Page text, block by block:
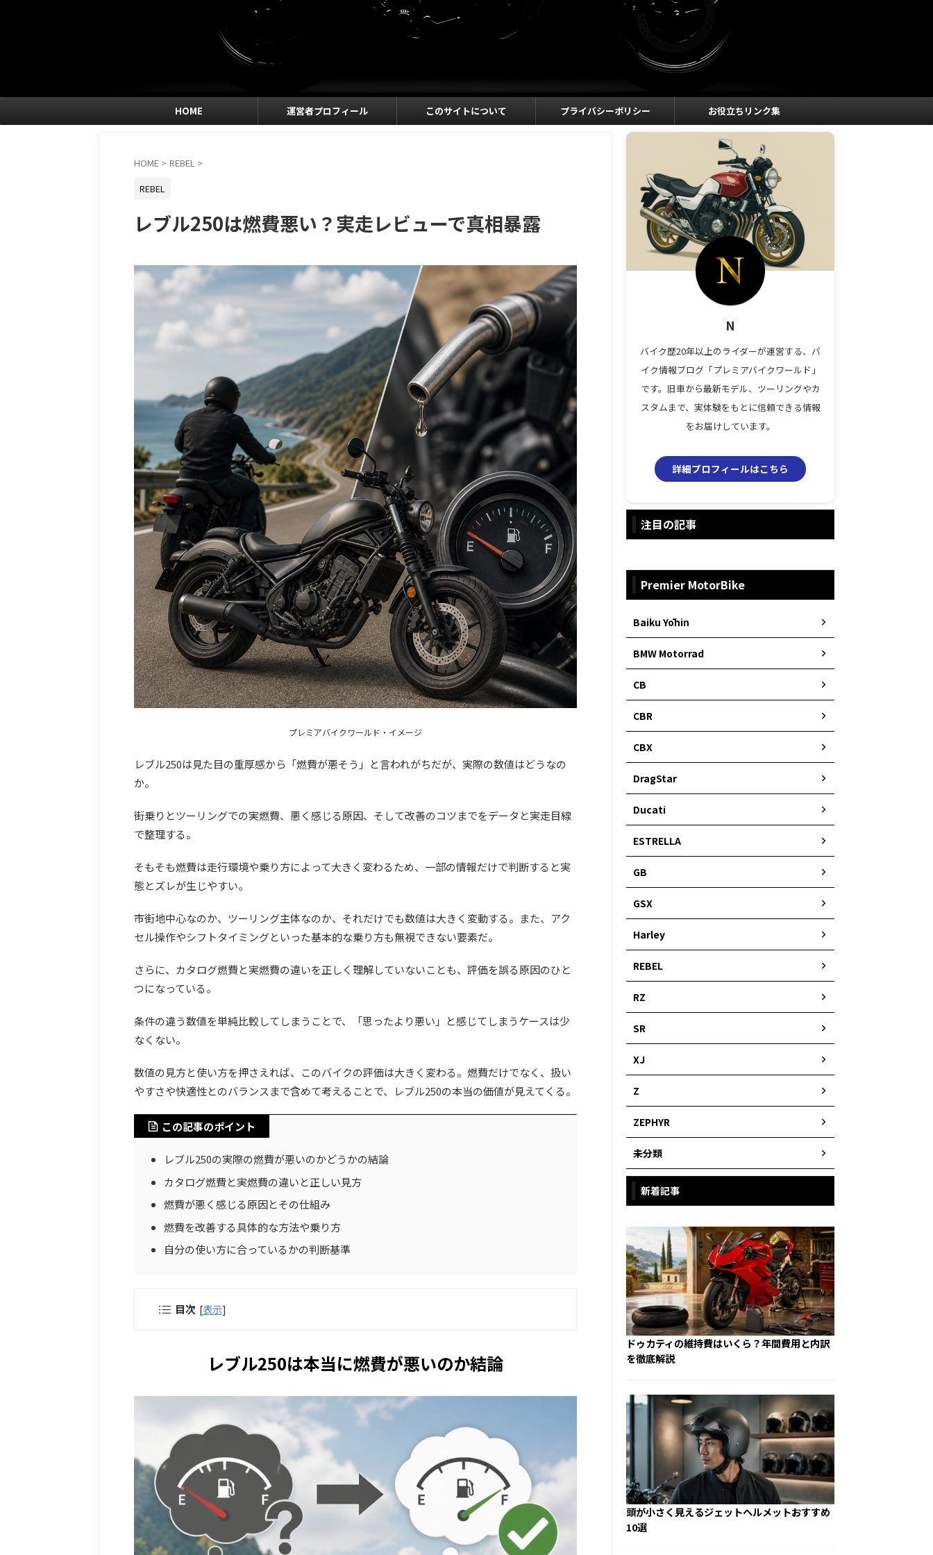
HOME 運営者プロフィール このサイトについて プライバシーポリシー お役立ちリンク集
HOME > REBEL >
REBEL
レブル250は燃費悪い？実走レビューで真相暴露
プレミアバイクワールド・イメージ
レブル250は見た目の重厚感から「燃費が悪そう」と言われがちだが、実際の数値はどうなの
か。
街乗りとツーリングでの実燃費、悪く感じる原因、そして改善のコツまでをデータと実走目線
で整理する。
そもそも燃費は走行環境や乗り方によって大きく変わるため、一部の情報だけで判断すると実
態とズレが生じやすい。
市街地中心なのか、ツーリング主体なのか、それだけでも数値は大きく変動する。また、アク
セル操作やシフトタイミングといった基本的な乗り方も無視できない要素だ。
さらに、カタログ燃費と実燃費の違いを正しく理解していないことも、評価を誤る原因のひと
つになっている。
条件の違う数値を単純比較してしまうことで、「思ったより悪い」と感じてしまうケースは少
なくない。
数値の見方と使い方を押さえれば、このバイクの評価は大きく変わる。燃費だけでなく、扱い
やすさや快適性とのバランスまで含めて考えることで、レブル250の本当の価値が見えてくる。
この記事のポイント
レブル250の実際の燃費が悪いのかどうかの結論
カタログ燃費と実燃費の違いと正しい見方
燃費が悪く感じる原因とその仕組み
燃費を改善する具体的な方法や乗り方
自分の使い方に合っているかの判断基準
目次 [表示]
レブル250は本当に燃費が悪いのか結論
N
バイク歴20年以上のライダーが運営する、バ
イク情報ブログ「プレミアバイクワールド」
です。旧車から最新モデル、ツーリングやカ
スタムまで、実体験をもとに信頼できる情報
をお届けしています。
詳細プロフィールはこちら
注目の記事
Premier MotorBike
Baiku Yōhin
BMW Motorrad
CB
CBR
CBX
DragStar
Ducati
ESTRELLA
GB
GSX
Harley
REBEL
RZ
SR
XJ
Z
ZEPHYR
未分類
新着記事
ドゥカティの維持費はいくら？年間費用と内訳
を徹底解説
頭が小さく見えるジェットヘルメットおすすめ
10選